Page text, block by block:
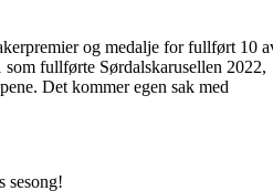
og medalje for fullført 10
fullførte Sørdalskarusellen 2022,
Det kommer egen sak med
sesong!